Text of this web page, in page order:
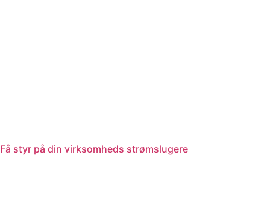
Få styr på din virksomheds strømslugere